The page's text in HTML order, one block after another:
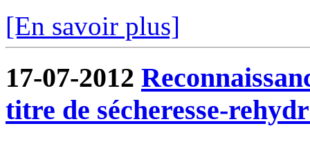
[En savoir plus]
17-07-2012
titre de sécheresse-